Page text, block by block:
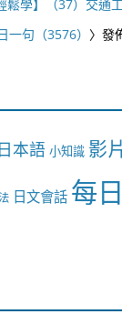
鬆學】（37）交通
一句（3576） 〉發
本語 小知識 影片
日文會話 每